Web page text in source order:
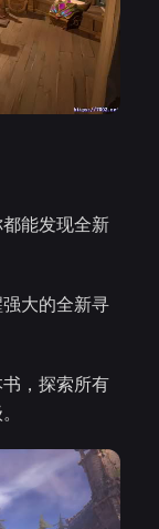
能发现全新
大的全新寻
，探索所有